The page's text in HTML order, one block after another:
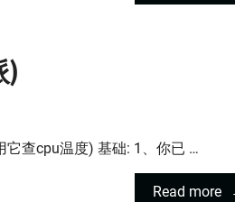
)
它查cpu温度) 基础: 1、你已 …
Read more